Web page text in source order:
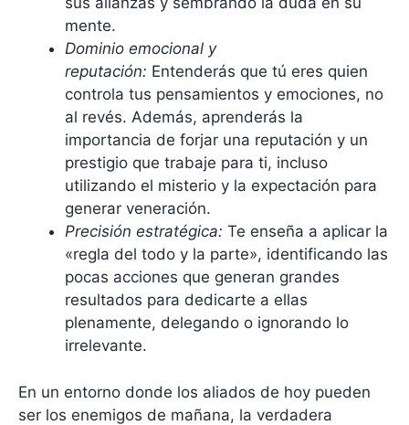
mente.
Dominio emocional y
reputación: Entenderás que tú eres quien
controla tus pensamientos y emociones, no
al revés. Además, aprenderás la
importancia de forjar una reputación y un
prestigio que trabaje para ti, incluso
utilizando el misterio y la expectación para
generar veneración.
Precisión estratégica: Te enseña a aplicar la
«regla del todo y la parte», identificando las
pocas acciones que generan grandes
resultados para dedicarte a ellas
plenamente, delegando o ignorando lo
irrelevante.
En un entorno donde los aliados de hoy pueden
ser los enemigos de mañana, la verdadera